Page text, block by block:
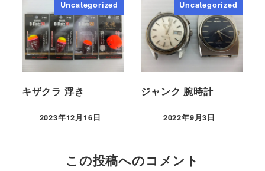
Uncategorized
キザクラ 浮き
2023年12月16日
Uncategorized
ジャンク 腕時計
2022年9月3日
この投稿へのコメント